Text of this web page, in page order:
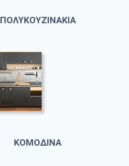
ΠΟΛΥΚΟΥΖΙΝΑΚΙΑ
ΚΟΜΟΔΙΝΑ